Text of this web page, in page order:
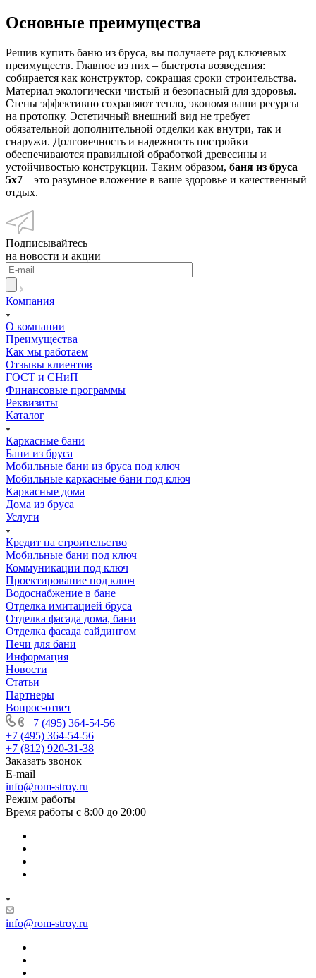
Основные преимущества
Решив купить баню из бруса, вы получаете ряд ключевых
преимуществ. Главное из них – быстрота возведения:
собирается как конструктор, сокращая сроки строительства.
Материал экологически чистый и безопасный для здоровья.
Стены эффективно сохраняют тепло, экономя ваши ресурсы
на протопку. Эстетичный внешний вид не требует
обязательной дополнительной отделки как внутри, так и
снаружи. Долговечность и надежность постройки
обеспечиваются правильной обработкой древесины и
устойчивостью конструкции. Таким образом, баня из бруса
5x7 – это разумное вложение в ваше здоровье и качественный
отдых.
Подписывайтесь
на новости и акции
Компания
О компании
Преимущества
Как мы работаем
Отзывы клиентов
ГОСТ и СНиП
Финансовые программы
Реквизиты
Каталог
Каркасные бани
Бани из бруса
Мобильные бани из бруса под ключ
Мобильные каркасные бани под ключ
Каркасные дома
Дома из бруса
Услуги
Кредит на строительство
Мобильные бани под ключ
Коммуникации под ключ
Проектирование под ключ
Водоснабжение в бане
Отделка имитацией бруса
Отделка фасада дома, бани
Отделка фасада сайдингом
Печи для бани
Информация
Новости
Статьи
Партнеры
Вопрос-ответ
+7 (495) 364-54-56
+7 (495) 364-54-56
+7 (812) 920-31-38
Заказать звонок
E-mail
info@rom-stroy.ru
Режим работы
Время работы с 8:00 до 20:00
info@rom-stroy.ru